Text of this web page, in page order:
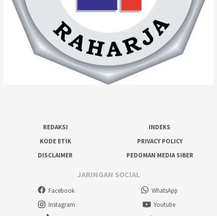
REDAKSI
INDEKS
KODE ETIK
PRIVACY POLICY
DISCLAIMER
PEDOMAN MEDIA SIBER
JARINGAN SOCIAL
Facebook
WhatsApp
Instagram
Youtube